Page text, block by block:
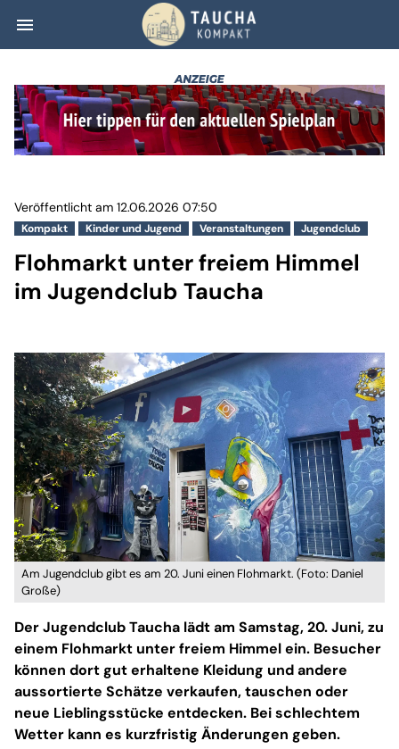
menu Flohmarkt unter
Kompakt Kinder und Jugend Veranstaltungen Jugendclub
Veröffentlicht am 12.06.2026 07:50
Flohmarkt unter freiem Himmel
im Jugendclub Taucha
Am Jugendclub gibt es am 20. Juni einen Flohmarkt. (Foto: Daniel
Große)
Der Jugendclub Taucha lädt am Samstag, 20. Juni, zu
einem Flohmarkt unter freiem Himmel ein. Besucher
können dort gut erhaltene Kleidung und andere
aussortierte Schätze verkaufen, tauschen oder
neue Lieblingsstücke entdecken. Bei schlechtem
Wetter kann es kurzfristig Änderungen geben.